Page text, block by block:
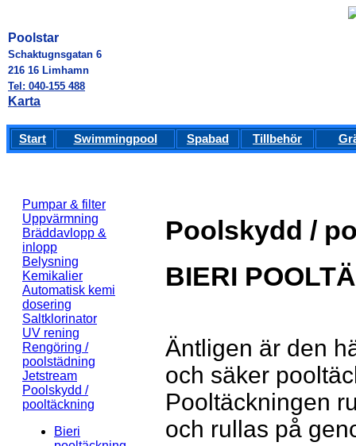
Poolstar
Schaktugnsgatan 6
216 16 Limhamn
Tel: 040-155 488
Karta
Start Swimmingpool Spabad Tillbehör
Pumpar & filter
Uppvärmning
Bräddavlopp &
inlopp
Belysning
Kemikalier
Automatisk kemi
dosering
Saltklorinator
UV rening
Rengöring /
poolstädning
Jetstream
Poolskydd /
pooltäckning
Bieri
Poolskydd /
BIERI
Äntligen är den
och säker
Pooltäckningen
och rullas på